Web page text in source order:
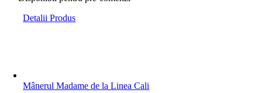
Detalii Produs
Mânerul Madame de la Linea Cali